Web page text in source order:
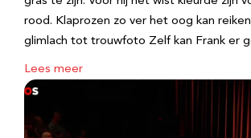
rood. Klaprozen zo ver het oog kan
glimlach tot trouwfoto Zelf kan Frank er
Lees meer